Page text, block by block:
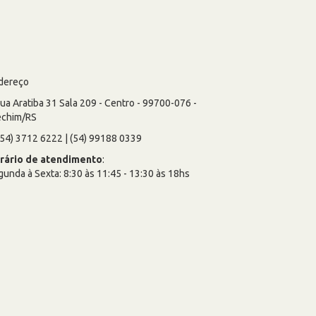
Aratiba 31 Sala 209 - Centro - 99700-076 -
RS
3712 6222 | (54) 99188 0339
de atendimento:
à Sexta: 8:30 às 11:45 - 13:30 às 18hs